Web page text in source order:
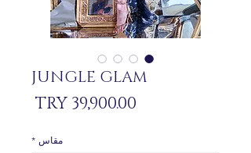
JUNGLE GLAM
مقاس *